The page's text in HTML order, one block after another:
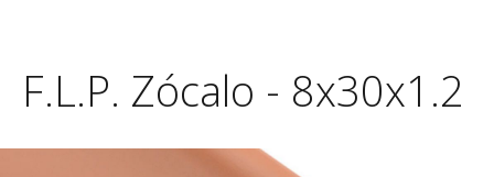
F.L.P. Zócalo - 8x30x1.2